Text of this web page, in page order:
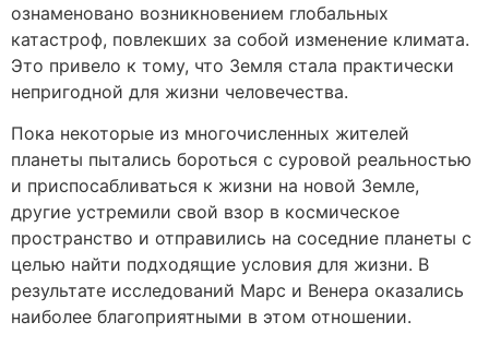
ознаменовано возникновением глобальных
катастроф, повлекших за собой изменение климата.
Это привело к тому, что Земля стала практически
непригодной для жизни человечества.
Пока некоторые из многочисленных жителей
планеты пытались бороться с суровой реальностью
и приспосабливаться к жизни на новой Земле,
другие устремили свой взор в космическое
пространство и отправились на соседние планеты с
целью найти подходящие условия для жизни. В
результате исследований Марс и Венера оказались
наиболее благоприятными в этом отношении.